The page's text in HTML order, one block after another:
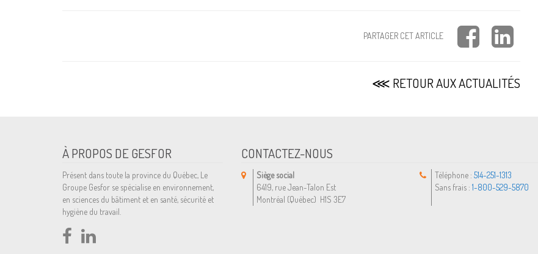
PARTAGER CET ARTICLE
⋘ RETOUR AUX ACTUALITÉS
CONTACTEZ-NOUS
Siège social
6419, rue Jean-Talon Est
Montréal (Québec) H1S 3E7
Téléphone : 514-251-1313
Sans frais : 1-800-529-5870
À PROPOS DE GESFOR
Présent dans toute la province du Québec, Le
Groupe Gesfor se spécialise en environnement,
en sciences du bâtiment et en santé, sécurité et
hygiène du travail.